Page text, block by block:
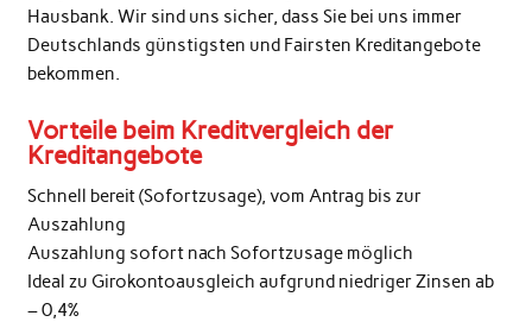
Hausbank. Wir sind uns sicher, dass Sie bei uns immer
Deutschlands günstigsten und Fairsten Kreditangebote
bekommen.
Vorteile beim Kreditvergleich der
Kreditangebote
Schnell bereit (Sofortzusage), vom Antrag bis zur
Auszahlung
Auszahlung sofort nach Sofortzusage möglich
Ideal zu Girokontoausgleich aufgrund niedriger Zinsen ab
– 0,4%